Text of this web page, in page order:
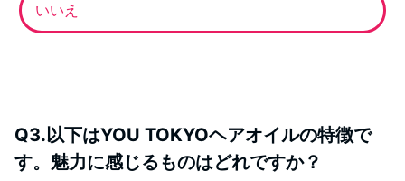
いいえ
Q3.以下はYOU TOKYOヘアオイルの特徴で
す。魅力に感じるものはどれですか？